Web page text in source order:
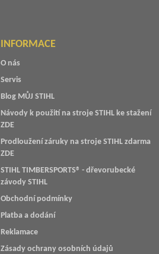
INFORMACE
O nás
Servis
Blog MŮJ STIHL
Návody k použití na stroje STIHL ke stažení
ZDE
Prodloužení záruky na stroje STIHL zdarma
ZDE
STIHL TIMBERSPORTS® - dřevorubecké
závody STIHL
Obchodní podmínky
Platba a dodání
Reklamace
Zásady ochrany osobních údajů